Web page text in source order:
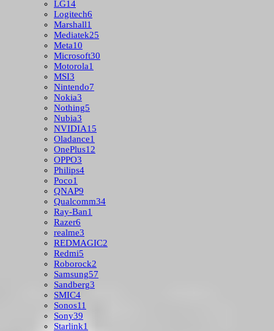
LG14
Logitech6
Marshall1
Mediatek25
Meta10
Microsoft30
Motorola1
MSI3
Nintendo7
Nokia3
Nothing5
Nubia3
NVIDIA15
Oladance1
OnePlus12
OPPO3
Philips4
Poco1
QNAP9
Qualcomm34
Ray-Ban1
Razer6
realme3
REDMAGIC2
Redmi5
Roborock2
Samsung57
Sandberg3
SMIC4
Sonos11
Sony39
Starlink1